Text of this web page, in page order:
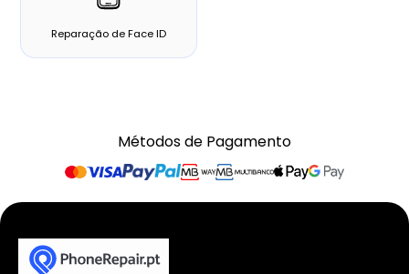
Reparação de Face ID
Métodos de Pagamento